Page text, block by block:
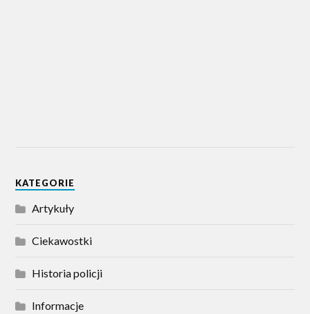
KATEGORIE
Artykuły
Ciekawostki
Historia policji
Informacje